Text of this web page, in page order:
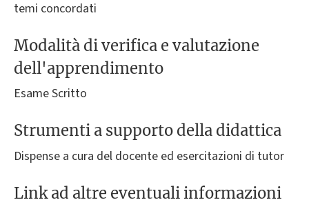
temi concordati
Modalità di verifica e valutazione
dell'apprendimento
Esame Scritto
Strumenti a supporto della didattica
Dispense a cura del docente ed esercitazioni di tutor
Link ad altre eventuali informazioni